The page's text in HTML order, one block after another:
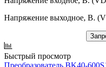
Напряжение выходное, В.
Быстрый просмотр
Преобразователь BK40-